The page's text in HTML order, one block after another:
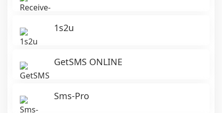
1s2u
GetSMS ONLINE
Sms-Pro